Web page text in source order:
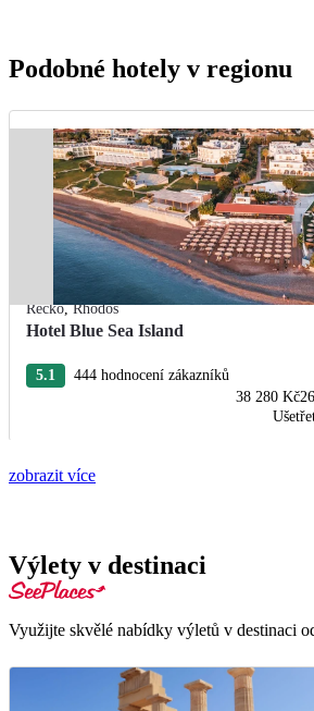
Podobné hotely v regionu
Řecko,Rhodos
Hotel Blue Sea Island
5.1
444 hodnocení zákazníků
38 280 Kč
zobrazit více
Výlety v destinaci
Využijte skvělé nabídky výletů v destinaci